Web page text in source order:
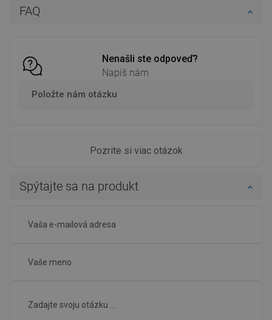
FAQ
Nenašli ste odpoveď?
Napíš nám
Položte nám otázku
Pozrite si viac otázok
Spýtajte sa na produkt